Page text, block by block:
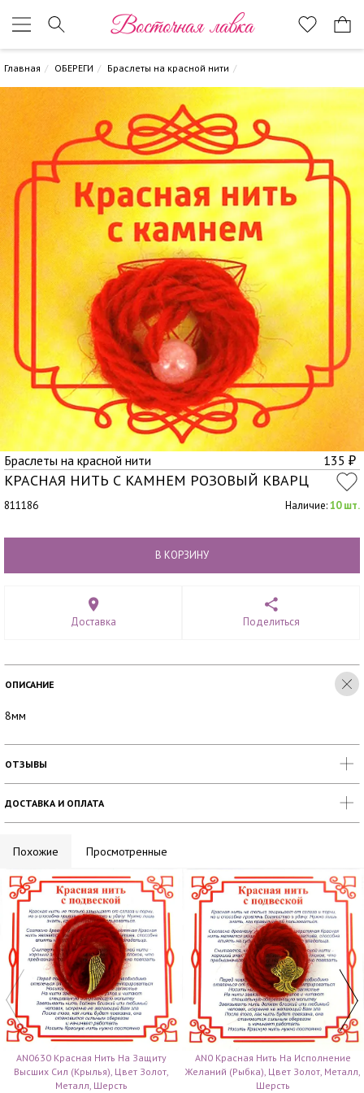
Восточная лавка
Главная ОБЕРЕГИ Браслеты на красной нити
Браслеты на красной нити 135 ₽
КРАСНАЯ НИТЬ С КАМНЕМ РОЗОВЫЙ КВАРЦ
811186 Наличие:10 шт.
В КОРЗИНУ
Доставка Поделиться
ОПИСАНИЕ
8мм
ОТЗЫВЫ
ДОСТАВКА И ОПЛАТА
Похожие Просмотренные
AN0630 Красная Нить На Защиту
Высших Сил (Крылья), Цвет Золот,
Металл, Шерсть
AN0 Красная Нить На Исполнение
Желаний (Рыбка), Цвет Золот, Металл,
Шерсть